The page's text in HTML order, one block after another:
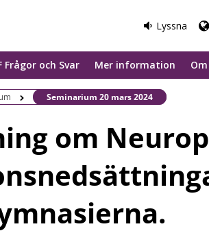
Lyssna
Frågor och Svar Mer information
Befintlig sida:
Seminarium 20 mars 2024
om